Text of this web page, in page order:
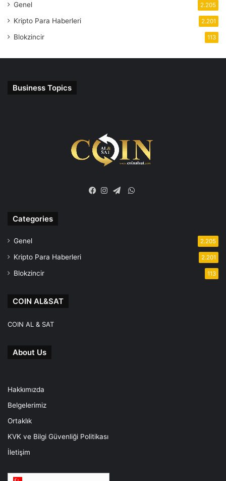
Genel 2.205
Kripto Para Haberleri 2.201
Blokzincir 113
Business Topics
WhatsApp
Categories
Genel 2.205
Kripto Para Haberleri 2.201
Blokzincir 113
COIN AL&SAT
COIN AL & SAT
About Us
Hakkımızda
Belgelerimiz
Ortaklık
KVK ve Bilgi Güvenliği Politikası
İletişim